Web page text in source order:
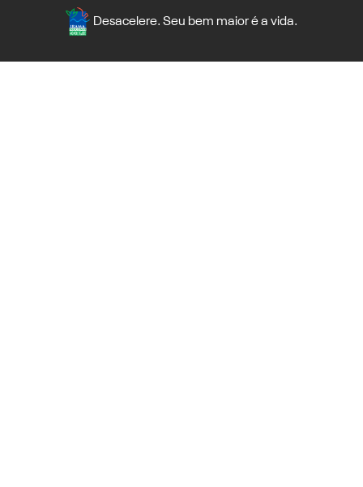
Desacelere. Seu bem maior é a vida.